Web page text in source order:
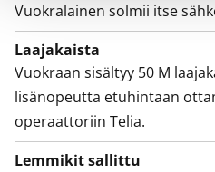
Vuokralainen solmii itse
Laajakaista
Vuokraan sisältyy 50 M
lisänopeutta etuhintaan
operaattoriin Telia.
Lemmikit sallittu